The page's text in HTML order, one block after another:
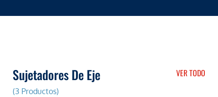
Sujetadores De Eje
(3 Productos)
VER TODO